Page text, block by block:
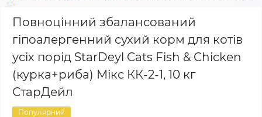
Повноцінний збалансований
гіпоалергенний сухий корм для котів
усіх порід StarDeyl Cats Fish & Chicken
(курка+риба) Мікс КК-2-1, 10 кг
СтарДейл
Популярний